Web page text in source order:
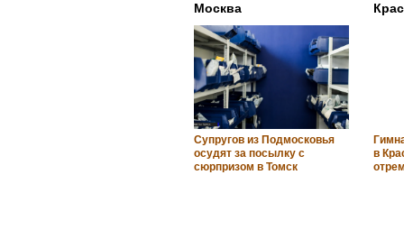
Москва
Супругов из Подмосковья
осудят за посылку с
сюрпризом в Томск
в